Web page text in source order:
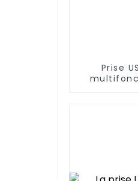
Prise